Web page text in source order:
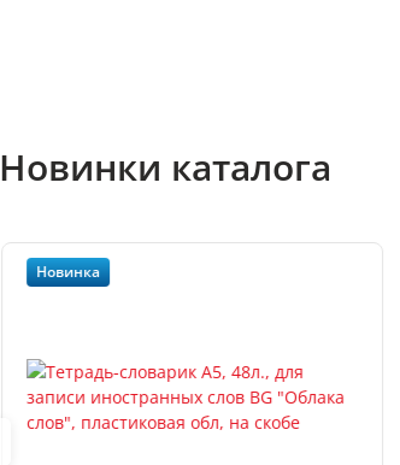
Новинки каталога
Новинка